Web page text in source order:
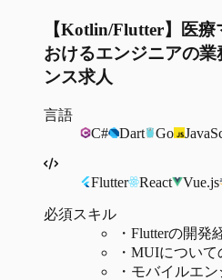
【Kotlin/Flutter】医
おけるエンジニアの
ンス求人
言語
C#
Dart Go
Flutter React Vue.js
必須スキル
・ Flutterの開発
・ MUIについて
・ モバイルエ